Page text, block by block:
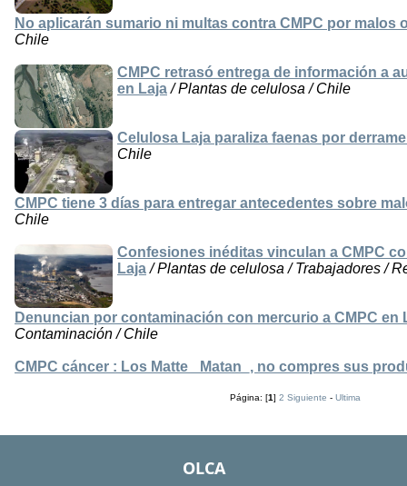
No aplicarán sumario ni multas contra CMPC por malos
Chile
CMPC retrasó entrega de información a
en Laja/ Plantas de celulosa / Chile
Celulosa Laja paraliza faenas por
Chile
CMPC tiene 3 días para entregar antecedentes sobre
Chile
Confesiones inéditas vinculan a CMPC
Laja/ Plantas de celulosa / Trabajadores /
Denuncian por contaminación con mercurio a CMPC en
Contaminación / Chile
CMPC cáncer : Los Matte _Matan_, no compres sus
Página: [1]2 Siguiente -Ultima
OLCA